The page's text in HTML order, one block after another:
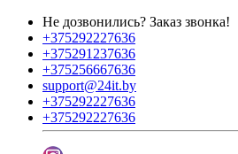
Не дозвонились? Заказ звонка!
+375292227636
+375291237636
+375256667636
support@24it.by
+375292227636
+375292227636